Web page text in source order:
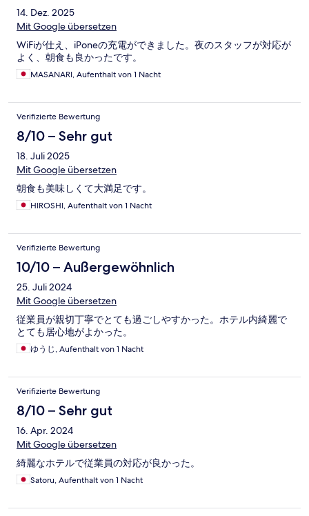
14. Dez. 2025
Mit Google übersetzen
WiFiが仕え、iPoneの充電ができました。夜のスタッフが対応が
よく、朝食も良かったです。
MASANARI, Aufenthalt von 1 Nacht
Verifizierte Bewertung
8/10 – Sehr gut
18. Juli 2025
Mit Google übersetzen
朝食も美味しくて大満足です。
HIROSHI, Aufenthalt von 1 Nacht
Verifizierte Bewertung
10/10 – Außergewöhnlich
25. Juli 2024
Mit Google übersetzen
従業員が親切丁寧でとても過ごしやすかった。ホテル内綺麗で
とても居心地がよかった。
ゆうじ, Aufenthalt von 1 Nacht
Verifizierte Bewertung
8/10 – Sehr gut
16. Apr. 2024
Mit Google übersetzen
綺麗なホテルで従業員の対応が良かった。
Satoru, Aufenthalt von 1 Nacht